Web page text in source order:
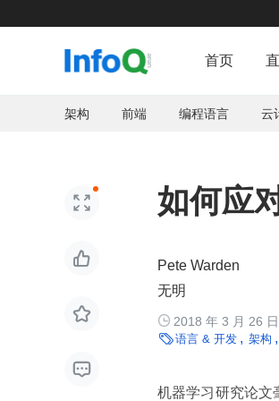
首页
架构 前端 编程语言 云




如何应
Pete Warden
无明
 2018 年 3 月 26 日
语言 & 开发 架构
机器学习研究论文